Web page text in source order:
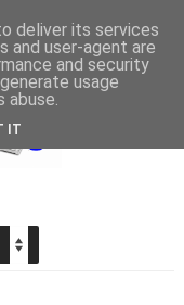
deliver its services
and user-agent are
and security
usage
abuse.
IT